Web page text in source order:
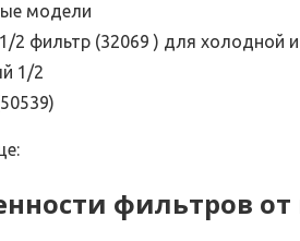
модели
2 фильтр (32069 ) для холодной
1/2
фильтров